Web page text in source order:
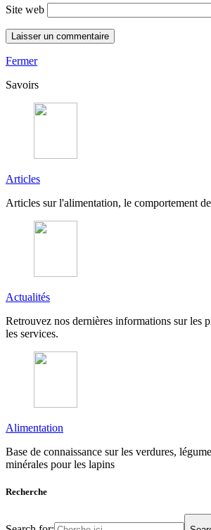
Site web
Fermer
Savoirs
Articles
Articles sur l'alimentation, le comportement
Actualités
Retrouvez nos dernières informations sur les
les services.
Alimentation
Base de connaissance sur les verdures,
minérales pour les lapins
Recherche